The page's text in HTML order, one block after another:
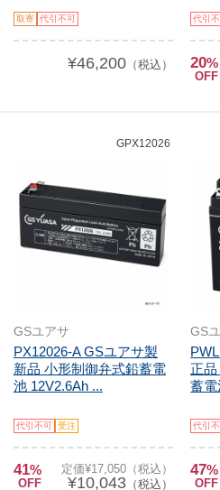
取寄 代引不可
¥46,200（税込）
代引
20%
OFF
GPX12026
GSユアサ
PX12026-A GSユアサ製
新品 小形制御弁式鉛蓄電
池 12V2.6Ah ...
代引不可 受注
41%
OFF
定価¥17,050（税込）
¥10,043（税込）
GS
正
蓄電
代引
47%
OFF